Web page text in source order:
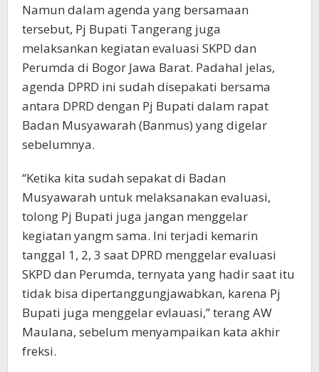
Namun dalam agenda yang bersamaan
tersebut, Pj Bupati Tangerang juga
melaksankan kegiatan evaluasi SKPD dan
Perumda di Bogor Jawa Barat. Padahal jelas,
agenda DPRD ini sudah disepakati bersama
antara DPRD dengan Pj Bupati dalam rapat
Badan Musyawarah (Banmus) yang digelar
sebelumnya.
“Ketika kita sudah sepakat di Badan
Musyawarah untuk melaksanakan evaluasi,
tolong Pj Bupati juga jangan menggelar
kegiatan yangm sama. Ini terjadi kemarin
tanggal 1, 2, 3 saat DPRD menggelar evaluasi
SKPD dan Perumda, ternyata yang hadir saat itu
tidak bisa dipertanggungjawabkan, karena Pj
Bupati juga menggelar evlauasi,” terang AW
Maulana, sebelum menyampaikan kata akhir
freksi.